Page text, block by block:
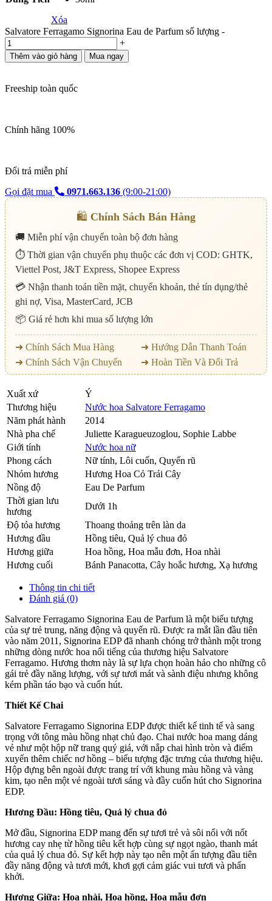
Xóa
Salvatore Ferragamo Signorina Eau de Parfum số lượng -
+
Thêm vào giỏ hàng Mua ngay
Freeship toàn quốc
Chính hãng 100%
Đổi trả miễn phí
Gọi đặt mua
0971.663.136 (9:00-21:00)
🛍️ Chính Sách Bán Hàng
🚚 Miễn phí vận chuyển toàn bộ đơn hàng
⏱️ Thời gian vận chuyển phụ thuộc các đơn vị COD: GHTK,
Viettel Post, J&T Express, Shopee Express
💳 Nhận thanh toán tiền mặt, chuyển khoản, thẻ tín dụng/thẻ
ghi nợ, Visa, MasterCard, JCB
📦 Giá rẻ hơn khi mua số lượng lớn
➜ Chính Sách Mua Hàng
➜ Hướng Dẫn Thanh Toán
➜ Chính Sách Vận Chuyển
➜ Hoàn Tiền Và Đổi Trả
Xuất xứ
Ý
Thương hiệu
Nước hoa Salvatore Ferragamo
Năm phát hành
2014
Nhà pha chế
Juliette Karagueuzoglou, Sophie Labbe
Giới tính
Nước hoa nữ
Phong cách
Nữ tính, Lôi cuốn, Quyến rũ
Nhóm hương
Hương Hoa Cỏ Trái Cây
Nồng độ
Eau De Parfum
Thời gian lưu
hương
Dưới 1h
Độ tỏa hương
Thoang thoảng trên làn da
Hương đầu
Hồng tiêu, Quả lý chua đỏ
Hương giữa
Hoa hồng, Hoa mẫu đơn, Hoa nhài
Hương cuối
Bánh Panacotta, Cây hoắc hương, Xạ hương
Thông tin chi tiết
Đánh giá (0)
Salvatore Ferragamo Signorina Eau de Parfum là một biểu tượng
của sự trẻ trung, năng động và quyến rũ. Được ra mắt lần đầu tiên
vào năm 2011, Signorina EDP đã nhanh chóng trở thành một trong
những dòng nước hoa nổi tiếng của thương hiệu Salvatore
Ferragamo. Hương thơm này là sự lựa chọn hoàn hảo cho những cô
gái trẻ đầy năng lượng, với sự tươi mát và sành điệu nhưng không
kém phần táo bạo và cuốn hút.
Thiết Kế Chai
Salvatore Ferragamo Signorina EDP được thiết kế tinh tế và sang
trọng với tông màu hồng nhạt chủ đạo. Chai nước hoa mang dáng
vẻ như một hộp nữ trang quý giá, với nắp chai hình tròn và điểm
xuyến thêm chiếc nơ hồng – biểu tượng đặc trưng của thương hiệu.
Hộp đựng bên ngoài được trang trí với khung màu hồng và vàng
kim, tạo nên một vẻ ngoài tươi sáng và đầy cuốn hút cho Signorina
EDP.
Hương Đầu: Hồng tiêu, Quả lý chua đỏ
Mở đầu, Signorina EDP mang đến sự tươi trẻ và sôi nổi với nốt
hương cay nhẹ từ hồng tiêu kết hợp cùng sự ngọt ngào, thanh mát
của quả lý chua đỏ. Sự kết hợp này tạo nên một ấn tượng đầu tiên
đầy năng động và tươi mới, khơi gợi cảm giác vui tươi và phấn
khởi.
Hương Giữa: Hoa nhài, Hoa hồng, Hoa mẫu đơn